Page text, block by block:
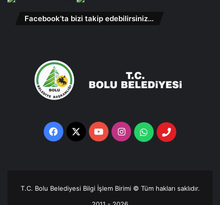
Facebook’ta bizi takip edebilirsiniz…
Facebook
X YouTubeInstagramWhatsappTelefon
T.C. Bolu Belediyesi Bilgi İşlem Birimi © Tüm hakları saklıdır.